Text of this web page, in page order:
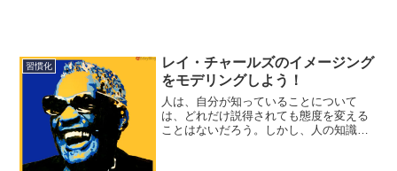
習慣化
レイ・チャールズのイメージング
をモデリングしよう！
人は、自分が知っていることについて
は、どれだけ説得されても態度を変える
ことはないだろう。しかし、人の知識と